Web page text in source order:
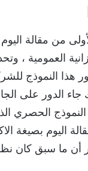
من مقالة
العمومية ،
هذا النموذج
الدور على
الحصري
أن ما سبق كان